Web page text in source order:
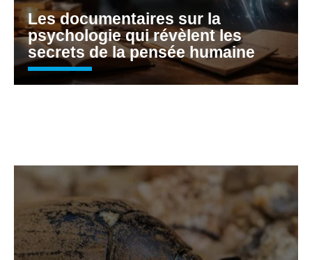
Les documentaires sur la
psychologie qui révèlent les
secrets de la pensée humaine